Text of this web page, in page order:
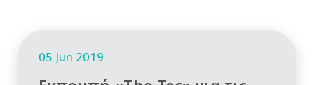
05 Jun 2019